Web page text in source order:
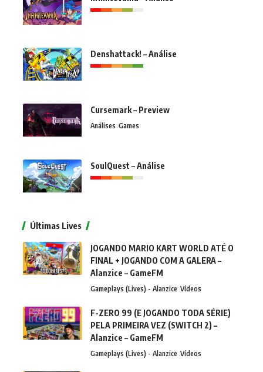
Denshattack! – Análise
Cursemark – Preview
Análises Games
SoulQuest – Análise
Últimas Lives
JOGANDO MARIO KART WORLD ATÉ O
FINAL + JOGANDO COM A GALERA –
Alanzice – GameFM
Gameplays (Lives) - Alanzice Vídeos
F-ZERO 99 (E JOGANDO TODA SÉRIE)
PELA PRIMEIRA VEZ (SWITCH 2) –
Alanzice – GameFM
Gameplays (Lives) - Alanzice Vídeos